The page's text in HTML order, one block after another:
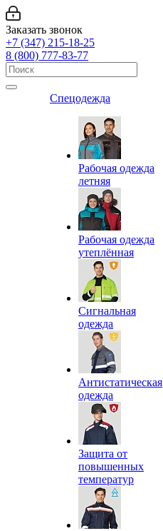
Заказать звонок
+7 (347) 215-18-25
8 (800) 777-83-77
Спецодежда
Рабочая одежда
летняя
Рабочая одежда
утеплённая
Сигнальная
одежда
Антистатическая
одежда
Защита от
повышенных
температур